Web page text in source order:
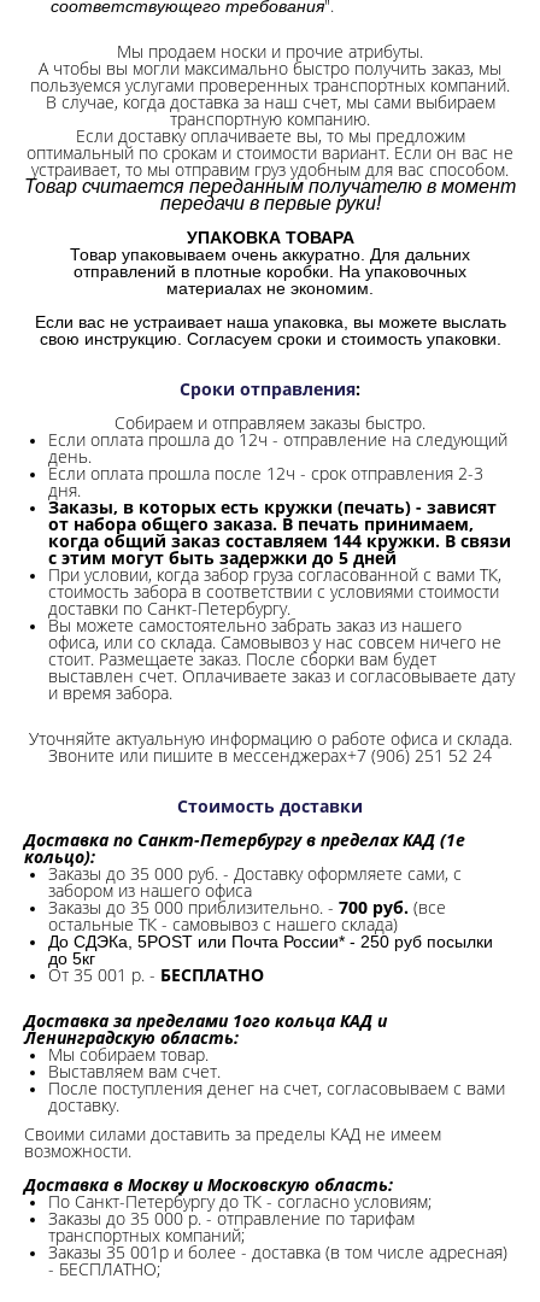
соответствующего требования".
Мы продаем носки и прочие атрибуты.
А чтобы вы могли максимально быстро получить заказ, мы
пользуемся услугами проверенных транспортных компаний.
В случае, когда доставка за наш счет, мы сами выбираем
транспортную компанию.
Если доставку оплачиваете вы, то мы предложим
оптимальный по срокам и стоимости вариант. Если он вас не
устраивает, то мы отправим груз удобным для вас способом.
Товар считается переданным получателю в момент
передачи в первые руки!
УПАКОВКА ТОВАРА
Товар упаковываем очень аккуратно. Для дальних
отправлений в плотные коробки. На упаковочных
материалах не экономим.
Если вас не устраивает наша упаковка, вы можете выслать
свою инструкцию. Согласуем сроки и стоимость упаковки.
Сроки отправления:
Собираем и отправляем заказы быстро.
Если оплата прошла до 12ч - отправление на следующий
день.
Если оплата прошла после 12ч - срок отправления 2-3
дня.
Заказы, в которых есть кружки (печать) - зависят
от набора общего заказа. В печать принимаем,
когда общий заказ составляем 144 кружки. В связи
с этим могут быть задержки до 5 дней
При условии, когда забор груза согласованной с вами ТК,
стоимость забора в соответствии с условиями стоимости
доставки по Санкт-Петербургу.
Вы можете самостоятельно забрать заказ из нашего
офиса, или со склада. Самовывоз у нас совсем ничего не
стоит. Размещаете заказ. После сборки вам будет
выставлен счет. Оплачиваете заказ и согласовываете дату
и время забора.
Уточняйте актуальную информацию о работе офиса и склада.
Звоните или пишите в мессенджерах+7 (906) 251 52 24
Стоимость доставки
Доставка по Санкт-Петербургу в пределах КАД (1е
кольцо):
Заказы до 35 000 руб. - Доставку оформляете сами, с
забором из нашего офиса
Заказы до 35 000 приблизительно. - 700 руб. (все
остальные ТК - самовывоз с нашего склада)
До СДЭКа, 5POST или Почта России* - 250 руб посылки
до 5кг
От 35 001 р. - БЕСПЛАТНО
Доставка за пределами 1ого кольца КАД и
Ленинградскую область:
Мы собираем товар.
Выставляем вам счет.
После поступления денег на счет, согласовываем с вами
доставку.
Своими силами доставить за пределы КАД не имеем
возможности.​
Доставка в Москву и Московскую область:
По Санкт-Петербургу до ТК - согласно условиям;
Заказы до 35 000 р. - отправление по тарифам
транспортных компаний;
Заказы 35 001р и более - доставка (в том числе адресная)
- БЕСПЛАТНО;